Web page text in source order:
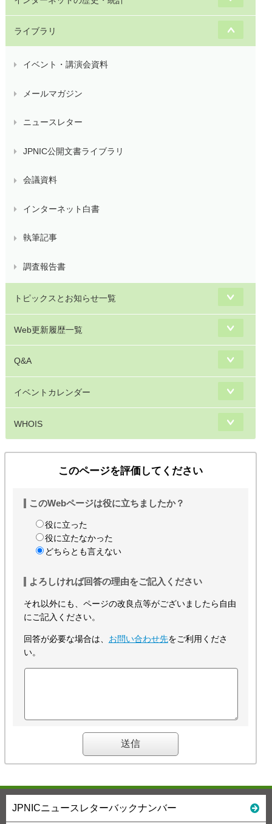
ライブラリ
イベント・講演会資料
メールマガジン
ニュースレター
JPNIC公開文書ライブラリ
会議資料
インターネット白書
執筆記事
調査報告書
トピックスとお知らせ一覧
Web更新履歴一覧
Q&A
イベントカレンダー
WHOIS
このページを評価してください
このWebページは役に立ちましたか？
役に立った
役に立たなかった
どちらとも言えない
よろしければ回答の理由をご記入ください
それ以外にも、ページの改良点等がございましたら自由
にご記入ください。
回答が必要な場合は、 お問い合わせ先をご利用くださ
い。
JPNICニュースレターバックナンバー